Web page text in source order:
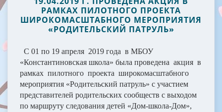
РАМКАХ ПИЛОТНОГО ПРОЕКТА
ШИРОКОМАСШТАБНОГО МЕРОПРИЯТИЯ
«РОДИТЕЛЬСКИЙ ПАТРУЛЬ»
С 01 по 19 апреля 2019 года в МБОУ
«Константиновская школа» была проведена акция в
рамках пилотного проекта широкомасштабного
мероприятия «Родительский патруль» с участием
представителей родительских сообществ с выходом
по маршруту следования детей «Дом-школа-Дом»,